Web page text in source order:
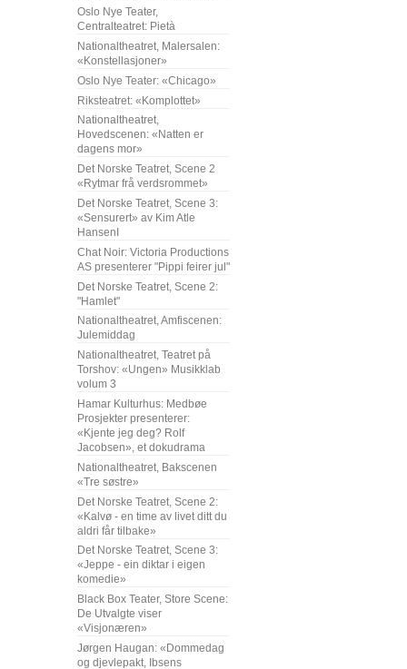
Oslo Nye Teater,
Centralteatret: Pietà
Nationaltheatret, Malersalen:
«Konstellasjoner»
Oslo Nye Teater: «Chicago»
Riksteatret: «Komplottet»
Nationaltheatret,
Hovedscenen: «Natten er
dagens mor»
Det Norske Teatret, Scene 2
«Rytmar frå verdsrommet»
Det Norske Teatret, Scene 3:
«Sensurert» av Kim Atle
HansenI
Chat Noir: Victoria Productions
AS presenterer "Pippi feirer jul"
Det Norske Teatret, Scene 2:
"Hamlet"
Nationaltheatret, Amfiscenen:
Julemiddag
Nationaltheatret, Teatret på
Torshov: «Ungen» Musikklab
volum 3
Hamar Kulturhus: Medbøe
Prosjekter presenterer:
«Kjente jeg deg? Rolf
Jacobsen», et dokudrama
Nationaltheatret, Bakscenen
«Tre søstre»
Det Norske Teatret, Scene 2:
«Kalvø - en time av livet ditt du
aldri får tilbake»
Det Norske Teatret, Scene 3:
«Jeppe - ein diktar i eigen
komedie»
Black Box Teater, Store Scene:
De Utvalgte viser
«Visjonæren»
Jørgen Haugan: «Dommedag
og djevlepakt, Ibsens